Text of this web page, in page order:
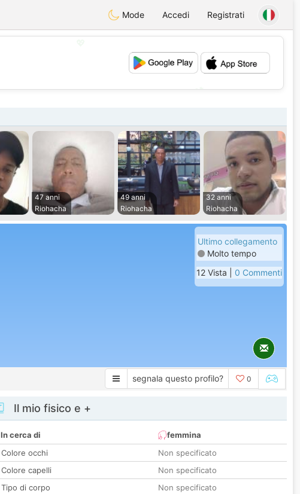
Mode Accedi Registrati
47 anni
Riohacha
49 anni
Riohacha
32 anni
Riohacha
Ultimo collegamento
Molto tempo
12 Vista | 0 Commenti
segnala questo profilo? 0
Il mio fisico e +
In cerca di
femmina
Colore occhi
Non specificato
Colore capelli
Non specificato
Tipo di corpo
Non specificato